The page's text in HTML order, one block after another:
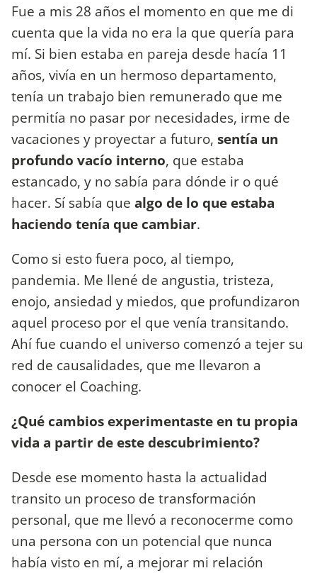
Fue a mis 28 años el momento en que me di
cuenta que la vida no era la que quería para
mí. Si bien estaba en pareja desde hacía 11
años, vivía en un hermoso departamento,
tenía un trabajo bien remunerado que me
permitía no pasar por necesidades, irme de
vacaciones y proyectar a futuro, sentía un
profundo vacío interno, que estaba
estancado, y no sabía para dónde ir o qué
hacer. Sí sabía que algo de lo que estaba
haciendo tenía que cambiar.
Como si esto fuera poco, al tiempo,
pandemia. Me llené de angustia, tristeza,
enojo, ansiedad y miedos, que profundizaron
aquel proceso por el que venía transitando.
Ahí fue cuando el universo comenzó a tejer su
red de causalidades, que me llevaron a
conocer el Coaching.
¿Qué cambios experimentaste en tu propia
vida a partir de este descubrimiento?
Desde ese momento hasta la actualidad
transito un proceso de transformación
personal, que me llevó a reconocerme como
una persona con un potencial que nunca
había visto en mí, a mejorar mi relación